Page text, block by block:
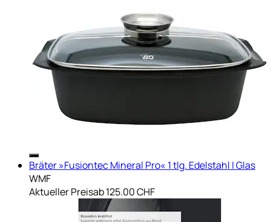
Bräter »Fusiontec Mineral Pro« 1 tlg. Edelstahl | Glas
WMF
Aktueller Preisab125.00 CHF